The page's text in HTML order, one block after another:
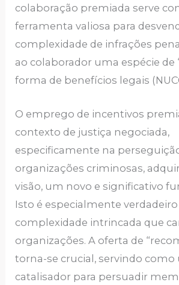
colaboração premiada serve
ferramenta valiosa para
complexidade de infrações
ao colaborador uma espécie de
forma de benefícios legais
O emprego de incentivos
contexto de justiça negociada,
especificamente na
organizações criminosas,
visão, um novo e significativo
Isto é especialmente verdadeiro
complexidade intrincada que
organizações. A oferta de
torna-se crucial, servindo como
catalisador para persuadir